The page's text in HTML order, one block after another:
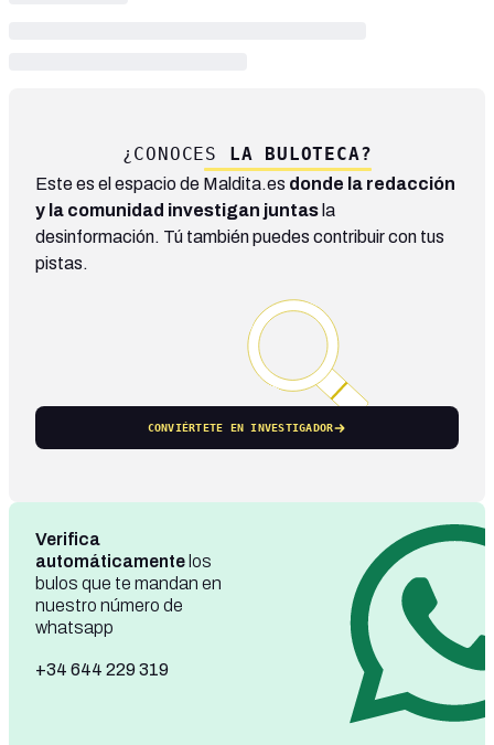
¿CONOCES LA BULOTECA?
Este es el espacio de Maldita.es donde la redacción
y la comunidad investigan juntas la
desinformación. Tú también puedes contribuir con tus
pistas.
CONVIÉRTETE EN INVESTIGADOR
Verifica
automáticamente los
bulos que te mandan en
nuestro número de
whatsapp
+34 644 229 319